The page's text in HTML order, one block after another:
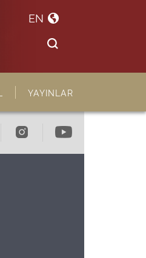
EN
YAYINLAR